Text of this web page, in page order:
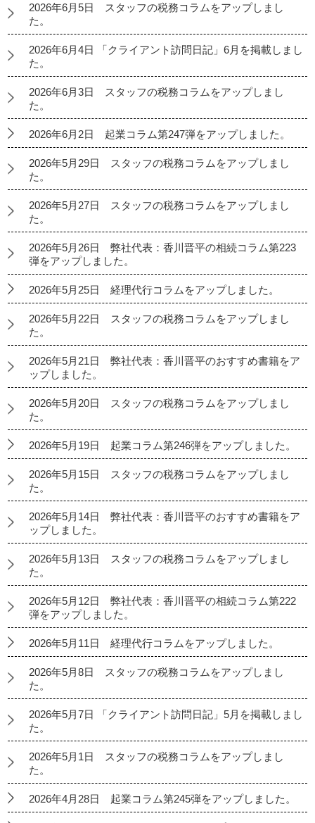
2026年6月5日 スタッフの税務コラムをアップしまし
た。
2026年6月4日 「クライアント訪問日記」6月を掲載しまし
た。
2026年6月3日 スタッフの税務コラムをアップしまし
た。
2026年6月2日 起業コラム第247弾をアップしました。
2026年5月29日 スタッフの税務コラムをアップしまし
た。
2026年5月27日 スタッフの税務コラムをアップしまし
た。
2026年5月26日 弊社代表：香川晋平の相続コラム第223
弾をアップしました。
2026年5月25日 経理代行コラムをアップしました。
2026年5月22日 スタッフの税務コラムをアップしまし
た。
2026年5月21日 弊社代表：香川晋平のおすすめ書籍をア
ップしました。
2026年5月20日 スタッフの税務コラムをアップしまし
た。
2026年5月19日 起業コラム第246弾をアップしました。
2026年5月15日 スタッフの税務コラムをアップしまし
た。
2026年5月14日 弊社代表：香川晋平のおすすめ書籍をア
ップしました。
2026年5月13日 スタッフの税務コラムをアップしまし
た。
2026年5月12日 弊社代表：香川晋平の相続コラム第222
弾をアップしました。
2026年5月11日 経理代行コラムをアップしました。
2026年5月8日 スタッフの税務コラムをアップしまし
た。
2026年5月7日 「クライアント訪問日記」5月を掲載しまし
た。
2026年5月1日 スタッフの税務コラムをアップしまし
た。
2026年4月28日 起業コラム第245弾をアップしました。